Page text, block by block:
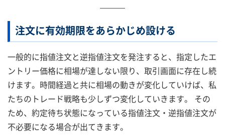
注文に有効期限をあらかじめ設ける
一般的に指値注文と逆指値注文を発注すると、指定したエ
ントリー価格に相場が達しない限り、取引画面に存在し続
けます。時間経過と共に相場の動きが変化していけば、私
たちのトレード戦略も少しずつ変化していきます。 その
ため、約定待ち状態になっている指値注文・逆指値注文が
不必要になる場合が出てきます。